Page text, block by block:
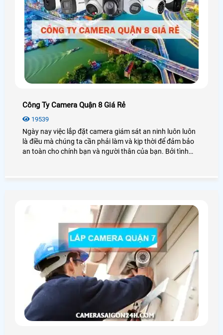
Công Ty Camera Quận 8 Giá Rẻ
19539
Ngày nay việc lắp đặt camera giám sát an ninh luôn luôn
là điều mà chúng ta cần phải làm và kịp thời để đảm bảo
an toàn cho chính bạn và người thân của bạn. Bởi tình